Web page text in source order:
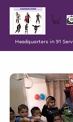
Headquarters in 91